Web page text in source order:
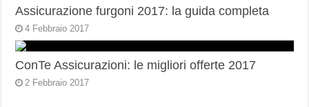
Assicurazione furgoni 2017: la guida completa
4 Febbraio 2017
ConTe Assicurazioni: le migliori offerte 2017
2 Febbraio 2017